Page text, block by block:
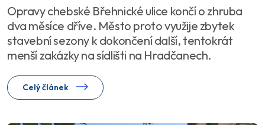
Opravy chebské Břehnické ulice končí o zhruba
dva měsíce dříve. Město proto využije zbytek
stavební sezony k dokončení další, tentokrát
menší zakázky na sídlišti na Hradčanech.
Celý článek